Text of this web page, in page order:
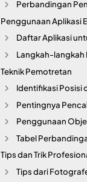
Perbandingan
Penggunaan Aplikasi
Daftar Aplikasi
Langkah-langkah
Teknik Pemotretan
Identifikasi Posisi
Pentingnya
Penggunaan
Tabel
Tips dan Trik
Tips dari